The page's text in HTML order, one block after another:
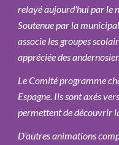
relayé aujourd'hui par le
Soutenue par la
associe les groupes
appréciée des
Le Comité programme
Espagne. Ils sont axés
permettent de découvrir
D’autres animations